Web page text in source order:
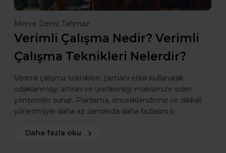
Merve Deniz Tahmaz
Verimli Çalışma Nedir? Verimli
Çalışma Teknikleri Nelerdir?
Verimli çalışma teknikleri, zamanı etkili kullanarak
odaklanmayı artıran ve üretkenliği maksimize eden
yöntemler sunar. Planlama, önceliklendirme ve dikkat
yönetimiyle daha az zamanda daha fazlasını b
Daha fazla oku